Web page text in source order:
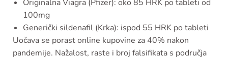
Originalna Viagra (Pfizer): oko 85 HRK po tableti od
100mg
Generički sildenafil (Krka): ispod 55 HRK po tableti
Uočava se porast online kupovine za 40% nakon
pandemije. Nažalost, raste i broj falsifikata s područja